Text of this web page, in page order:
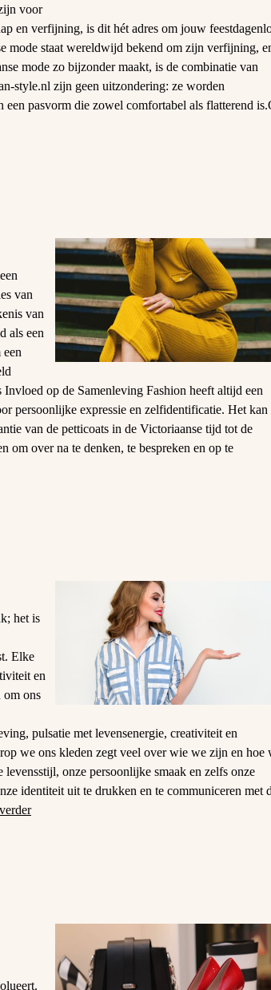
voor
en verfijning, is dit hét adres om jouw
mode staat wereldwijd bekend om zijn verfijning,
mode zo bijzonder maakt, is de combinatie van
style.nl zijn geen uitzondering: ze worden
een pasvorm die zowel comfortabel als flatterend
van
van
als een
op de Samenleving Fashion heeft altijd een
persoonlijke expressie en zelfidentificatie. Het kan
van de petticoats in de Victoriaanse tijd tot de
om over na te denken, te bespreken en op te
het is
Elke
en
om ons
pulsatie met levensenergie, creativiteit en
we ons kleden zegt veel over wie we zijn en hoe
onze persoonlijke smaak en zelfs onze
identiteit uit te drukken en te communiceren met